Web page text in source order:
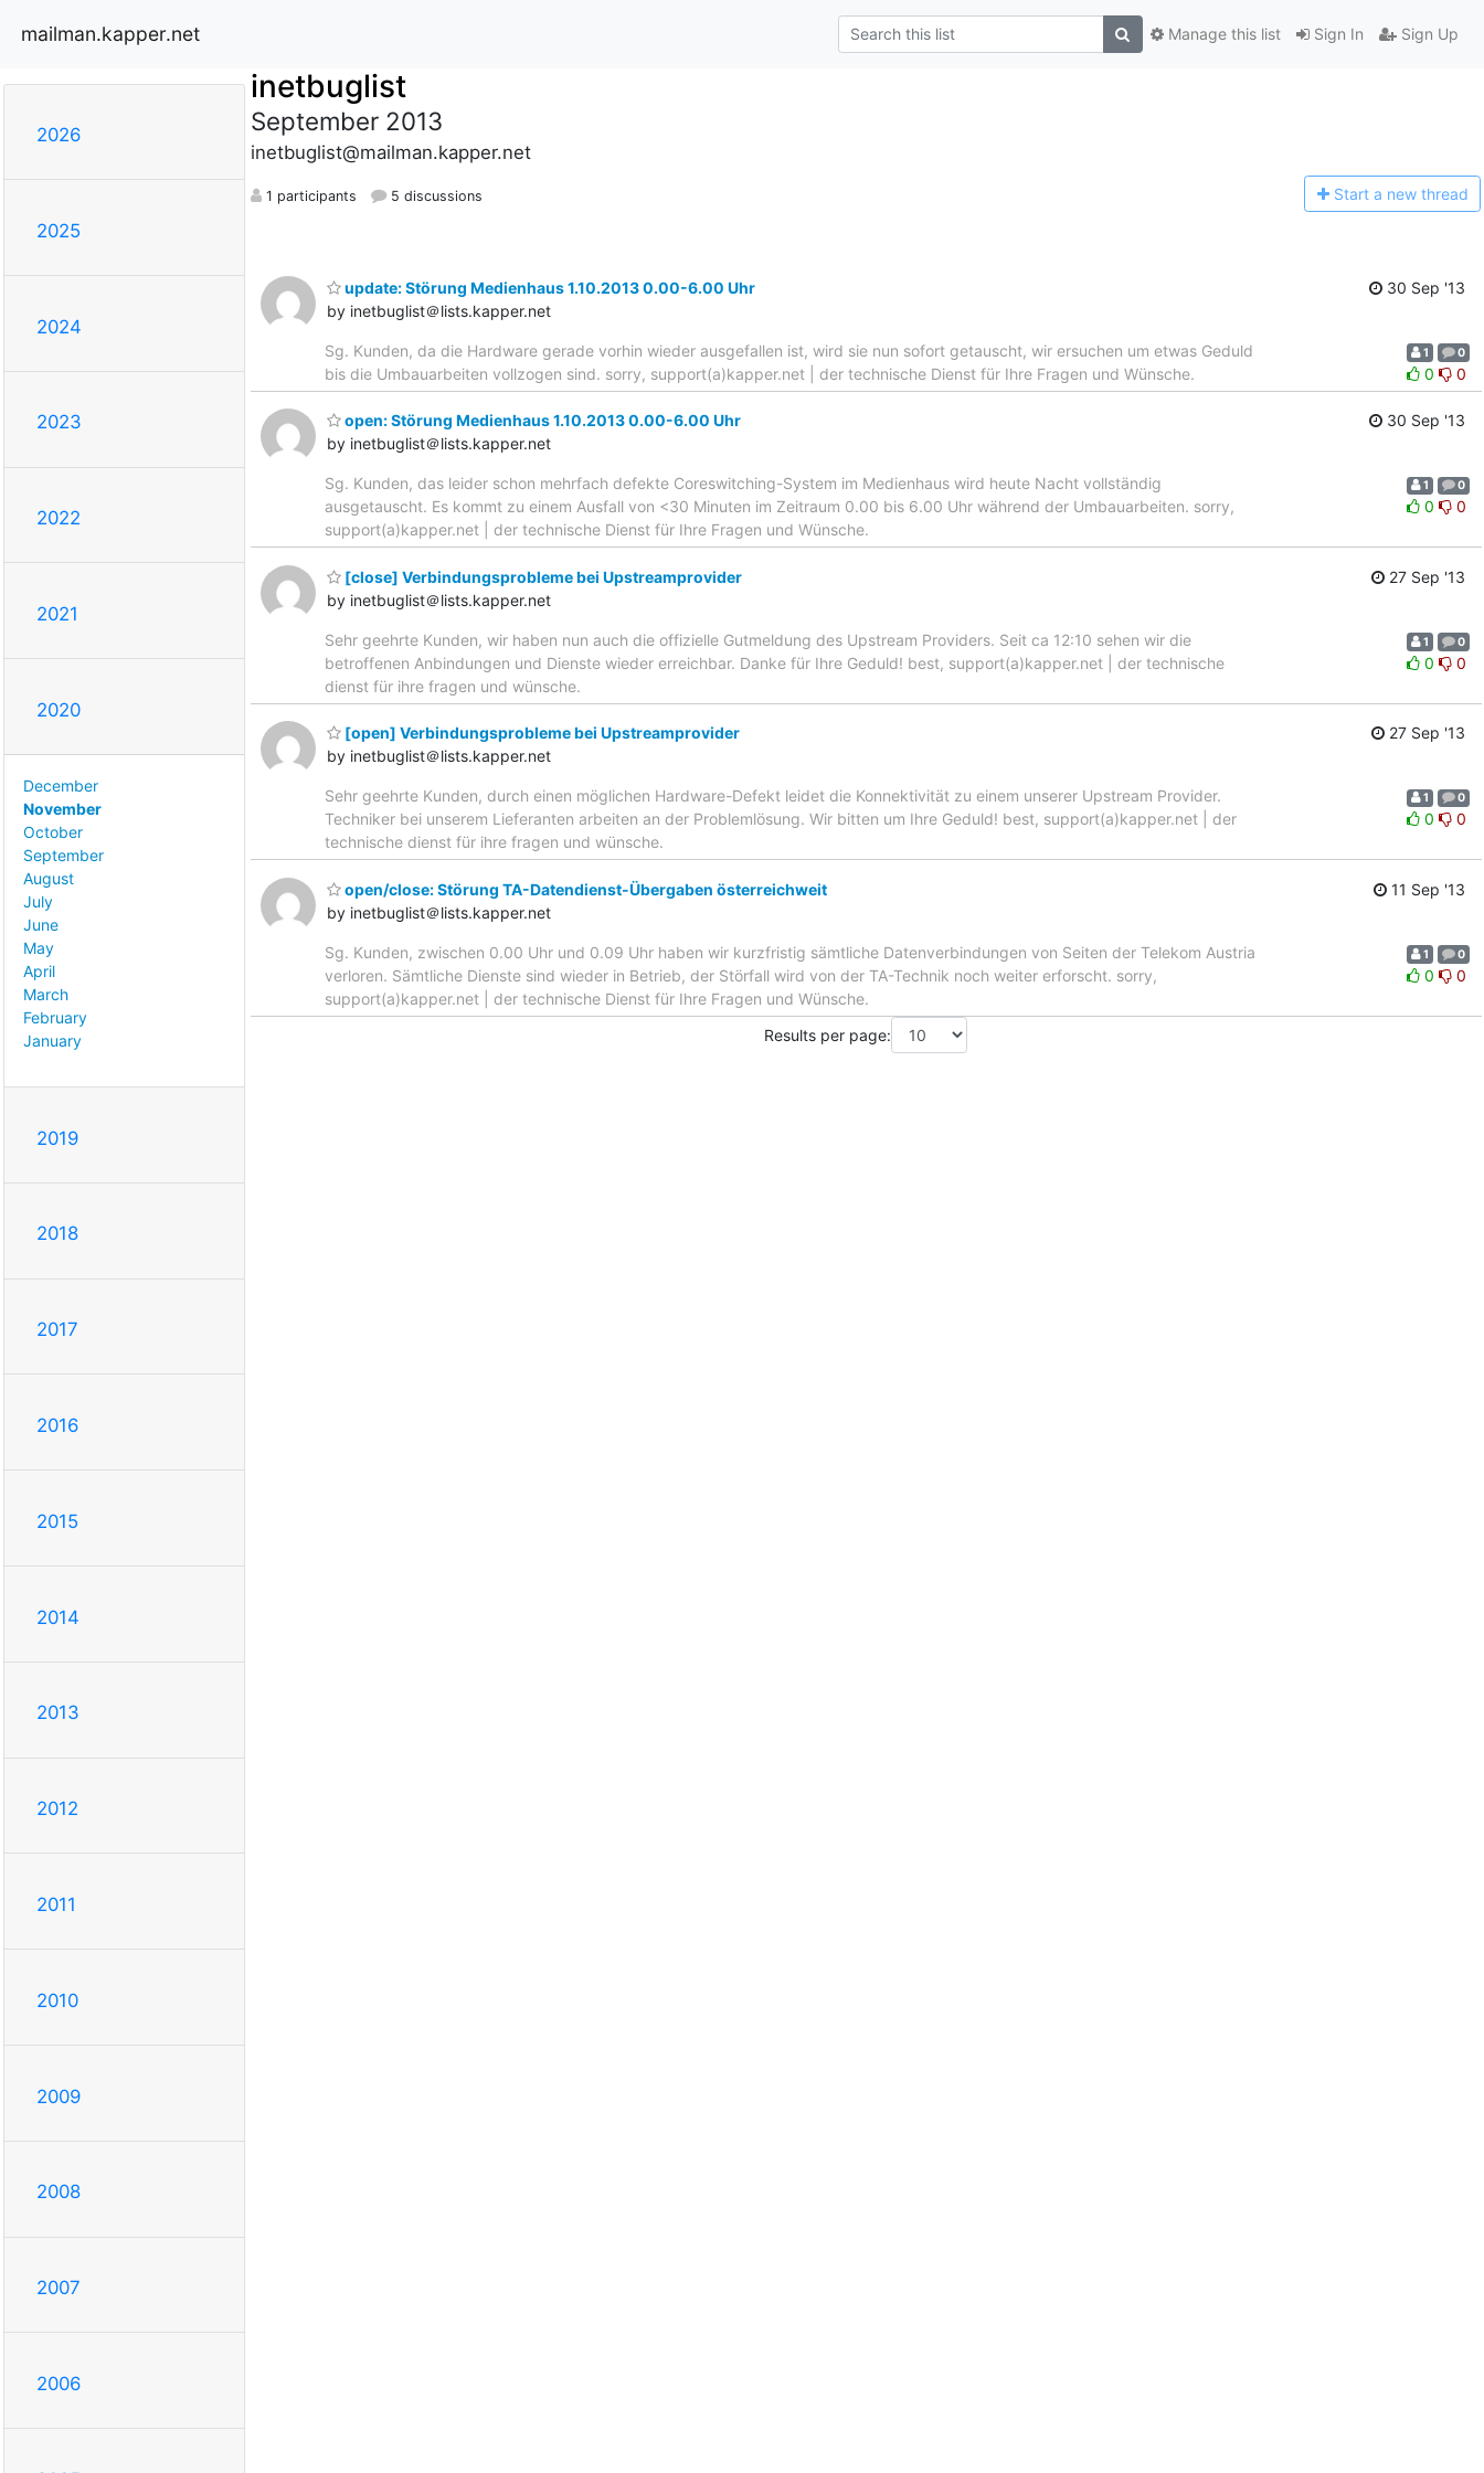
mailman.kapper.net Sign In Sign Up
Manage this list
2026
2025
2024
2023
2022
2021
2020
December
November
October
September
August
July
June
May
April
March
February
January
2019
2018
2017
2016
2015
2014
2013
2012
2011
2010
2009
2008
2007
2006
inetbuglist
September 2013
inetbuglist@mailman.kapper.net
1 participants 5 discussions Start a new thread
update: Störung Medienhaus 1.10.2013 0.00-6.00 Uhr
by inetbuglist＠lists.kapper.net
30 Sep '13
Sg. Kunden, da die Hardware gerade vorhin wieder ausgefallen ist, wird sie nun sofort getauscht, wir ersuchen um etwas Geduld
bis die Umbauarbeiten vollzogen sind. sorry, support(a)kapper.net | der technische Dienst für Ihre Fragen und Wünsche.
1 0
0 0
open: Störung Medienhaus 1.10.2013 0.00-6.00 Uhr
by inetbuglist＠lists.kapper.net
30 Sep '13
Sg. Kunden, das leider schon mehrfach defekte Coreswitching-System im Medienhaus wird heute Nacht vollständig
ausgetauscht. Es kommt zu einem Ausfall von <30 Minuten im Zeitraum 0.00 bis 6.00 Uhr während der Umbauarbeiten. sorry,
support(a)kapper.net | der technische Dienst für Ihre Fragen und Wünsche.
1 0
0 0
[close] Verbindungsprobleme bei Upstreamprovider
by inetbuglist＠lists.kapper.net
27 Sep '13
Sehr geehrte Kunden, wir haben nun auch die offizielle Gutmeldung des Upstream Providers. Seit ca 12:10 sehen wir die
betroffenen Anbindungen und Dienste wieder erreichbar. Danke für Ihre Geduld! best, support(a)kapper.net | der technische
dienst für ihre fragen und wünsche.
1 0
0 0
[open] Verbindungsprobleme bei Upstreamprovider
by inetbuglist＠lists.kapper.net
27 Sep '13
Sehr geehrte Kunden, durch einen möglichen Hardware-Defekt leidet die Konnektivität zu einem unserer Upstream Provider.
Techniker bei unserem Lieferanten arbeiten an der Problemlösung. Wir bitten um Ihre Geduld! best, support(a)kapper.net | der
technische dienst für ihre fragen und wünsche.
1 0
0 0
open/close: Störung TA-Datendienst-Übergaben österreichweit
by inetbuglist＠lists.kapper.net
11 Sep '13
Sg. Kunden, zwischen 0.00 Uhr und 0.09 Uhr haben wir kurzfristig sämtliche Datenverbindungen von Seiten der Telekom Austria
verloren. Sämtliche Dienste sind wieder in Betrieb, der Störfall wird von der TA-Technik noch weiter erforscht. sorry,
support(a)kapper.net | der technische Dienst für Ihre Fragen und Wünsche.
1 0
0 0
Results per page: